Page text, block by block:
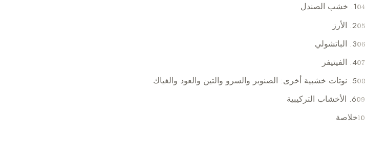
1. خشب الصندل
2. الأرز
3. الباتشولي
4. الفيتيفر
5. نوتات خشبية أخرى: الصنوبر والسرو والتين والعود والغياك
6. الأخشاب التركيبية
خلاصة